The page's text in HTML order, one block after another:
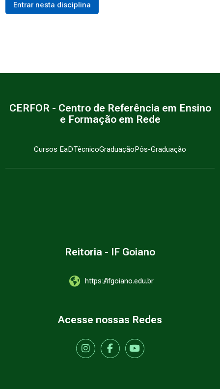
Entrar nesta disciplina
CERFOR - Centro de Referência em Ensino
e Formação em Rede
Cursos EaDTécnicoGraduaçãoPós-Graduação
Reitoria - IF Goiano
https://ifgoiano.edu.br
Acesse nossas Redes